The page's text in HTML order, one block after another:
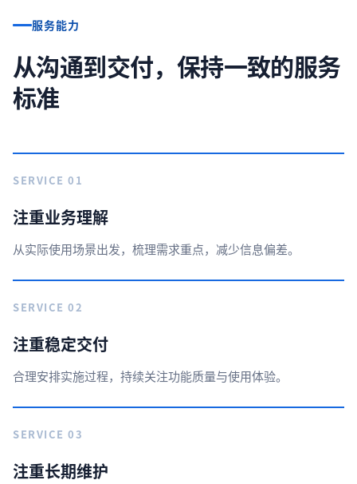
服务能力
从沟通到交付，保持一致的服务
标准
SERVICE 01
注重业务理解
从实际使用场景出发，梳理需求重点，减少信息偏差。
SERVICE 02
注重稳定交付
合理安排实施过程，持续关注功能质量与使用体验。
SERVICE 03
注重长期维护